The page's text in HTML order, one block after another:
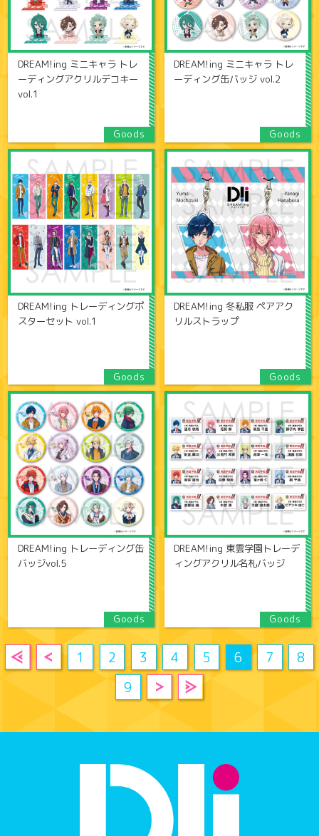
DREAM!ing ミニキャラ トレ
ーディングアクリルデコキー
vol.1
DREAM!ing ミニキャラ トレ
ーディング缶バッジ vol.2
DREAM!ing トレーディングポ
スターセット vol.1
DREAM!ing 冬私服 ペアアク
リルストラップ
DREAM!ing トレーディング缶
バッジvol.5
DREAM!ing 東雲学園トレーデ
ィングアクリル名札バッジ
1 2 3 4 5 6 7
8
9